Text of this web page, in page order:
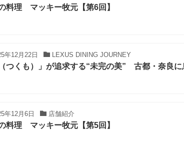
料理 マッキー牧元【第6回】
年12月22日 LEXUS DINING JOURNEY
（つくも）」が追求する“未完の美” 古都・奈良
年12月6日 店舗紹介
料理 マッキー牧元【第5回】